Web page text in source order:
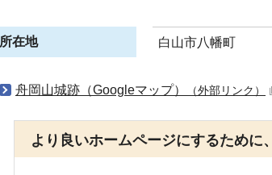
所在地 白山市八幡町
舟岡山城跡（Googleマップ） （外部リンク）
より良いホームページにするために